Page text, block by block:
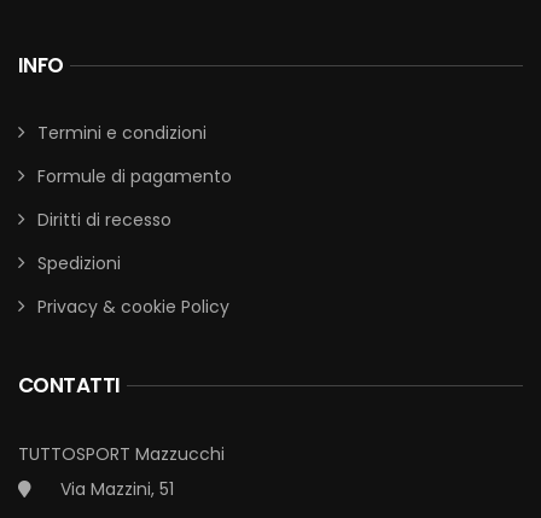
INFO
Termini e condizioni
Formule di pagamento
Diritti di recesso
Spedizioni
Privacy & cookie Policy
CONTATTI
TUTTOSPORT Mazzucchi
Via Mazzini, 51